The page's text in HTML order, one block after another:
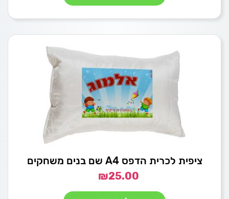
ציפית לכרית הדפס A4 שם בנים משחקים
₪25.00